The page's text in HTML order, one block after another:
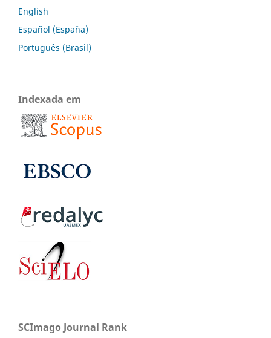
English
Español (España)
Português (Brasil)
Indexada em
SCImago Journal Rank